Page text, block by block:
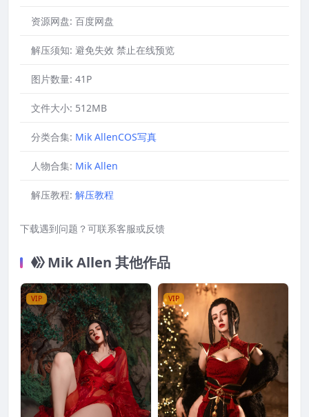
资源网盘: 百度网盘
解压须知: 避免失效 禁止在线预览
图片数量: 41P
文件大小: 512MB
分类合集: Mik AllenCOS写真
人物合集: Mik Allen
解压教程: 解压教程
下载遇到问题？可联系客服或反馈
Mik Allen 其他作品
VIP VIP